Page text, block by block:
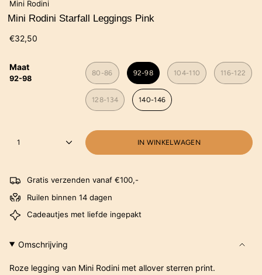
Mini Rodini
Mini Rodini Starfall Leggings Pink
€32,50
Maat
92-98
80-86 92-98 104-110 116-122
128-134 140-146
1 IN WINKELWAGEN
Gratis verzenden vanaf €100,-
Ruilen binnen 14 dagen
Cadeautjes met liefde ingepakt
Omschrijving
Roze legging van Mini Rodini met allover sterren print.